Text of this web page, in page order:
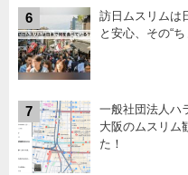
6
訪日ムスリム
と安心、その“
7
一般社団法人ハ
大阪のムスリム
た！